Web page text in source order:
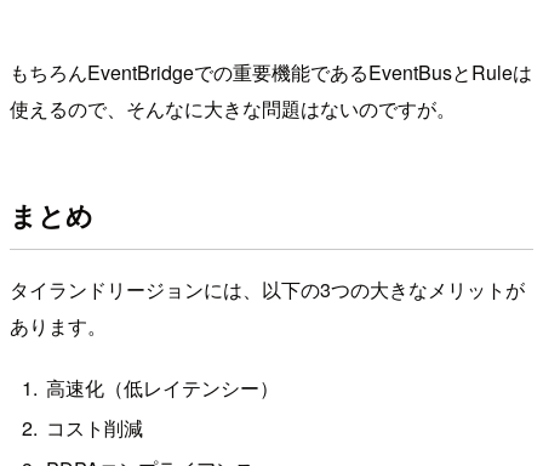
もちろんEventBridgeでの重要機能であるEventBusとRuleは
使えるので、そんなに大きな問題はないのですが。
まとめ
タイランドリージョンには、以下の3つの大きなメリットが
あります。
高速化（低レイテンシー）
コスト削減